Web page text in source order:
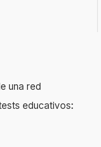
una red
educativos: